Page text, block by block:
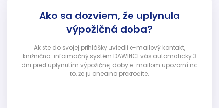
Ako sa dozviem, že uplynula
výpožičná doba?
Ak ste do svojej prihlášky uviedli e-mailový kontakt,
knižnično-informačný systém DAWINCI vás automaticky 3
dni pred uplynutím výpožičnej doby e-mailom upozorní na
to, že ju onedlho prekročíte.